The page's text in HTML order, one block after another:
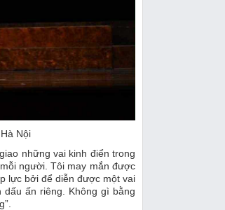
Nội
những vai kinh điển trong
người. Tôi may mắn được
lực bởi để diễn được một vai
ấn riêng. Không gì bằng